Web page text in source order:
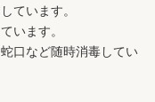
ています。
います。
口など随時消毒してい